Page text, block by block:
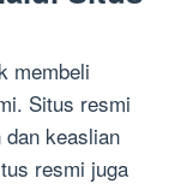
membeli
Situs resmi
keaslian
resmi juga